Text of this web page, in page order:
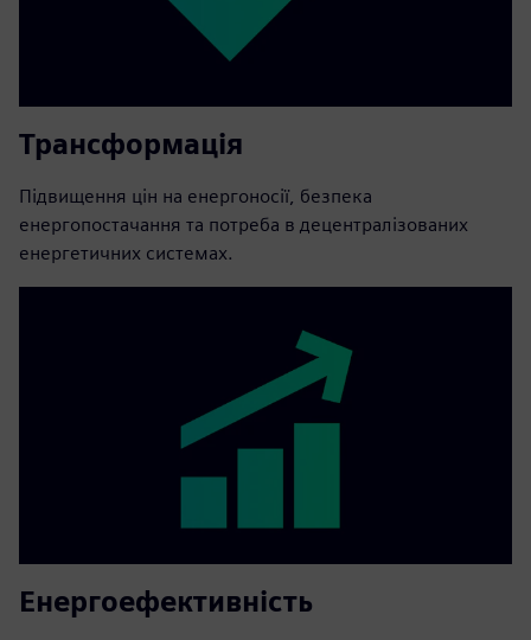
Трансформація
Підвищення цін на енергоносії, безпека
енергопостачання та потреба в децентралізованих
енергетичних системах.
Енергоефективність